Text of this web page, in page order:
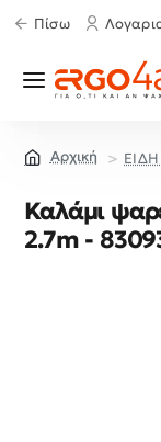
Πίσω
ΕΙΔΗ
Καλάμι
2.7m -